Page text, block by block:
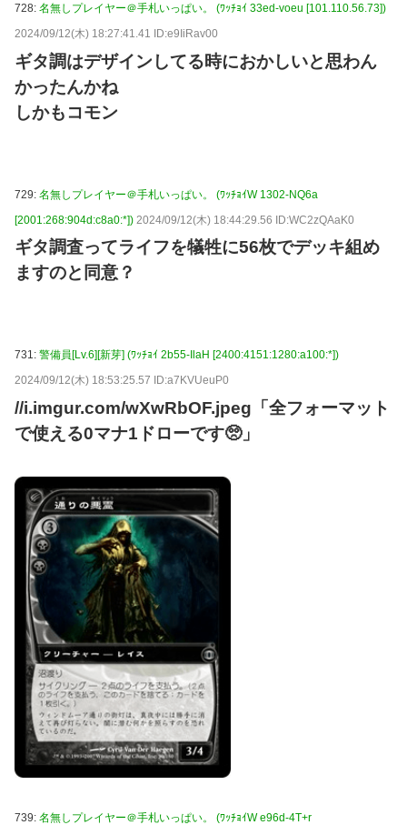
728: 名無しプレイヤー＠手札いっぱい。 (ﾜｯﾁｮｲ 33ed-voeu [101.110.56.73])
2024/09/12(木) 18:27:41.41 ID:e9IiRav00
ギタ調はデザインしてる時におかしいと思わん
かったんかね
しかもコモン
729: 名無しプレイヤー＠手札いっぱい。 (ﾜｯﾁｮｲW 1302-NQ6a
[2001:268:904d:c8a0:*]) 2024/09/12(木) 18:44:29.56 ID:WC2zQAaK0
ギタ調査ってライフを犠牲に56枚でデッキ組め
ますのと同意？
731: 警備員[Lv.6][新芽] (ﾜｯﾁｮｲ 2b55-IlaH [2400:4151:1280:a100:*])
2024/09/12(木) 18:53:25.57 ID:a7KVUeuP0
//i.imgur.com/wXwRbOF.jpeg「全フォーマット
で使える0マナ1ドローです🥺」
739: 名無しプレイヤー＠手札いっぱい。 (ﾜｯﾁｮｲW e96d-4T+r